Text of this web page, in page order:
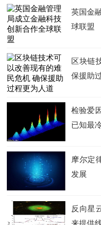
英国金
球联盟
区块链
保援助
检验爱
已知最
摩尔定
发展
反向星